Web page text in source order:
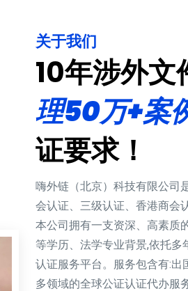
关于我们
10年涉外
理50万+案
证要求！
嗨外链（北京）科技有限公司
会认证、三级认证、香港商会
本公司拥有一支资深、高素质
等学历、法学专业背景,依托
认证服务平台。服务包含有:
多领域的全球公证认证代办服